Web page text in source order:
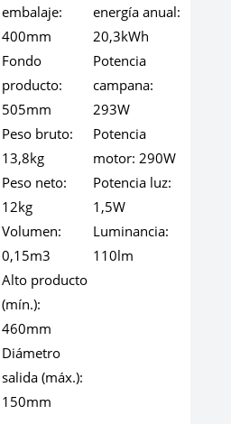
embalaje:
400mm
Fondo
producto:
505mm
Peso bruto:
13,8kg
Peso neto:
12kg
Volumen:
0,15m3
Alto producto
(mín.):
460mm
Diámetro
salida (máx.):
150mm
energía anual:
20,3kWh
Potencia
campana:
293W
Potencia
motor: 290W
Potencia luz:
1,5W
Luminancia:
110lm